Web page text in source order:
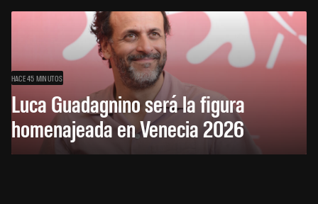
HACE 45 MINUTOS
Luca Guadagnino será la figura
homenajeada en Venecia 2026